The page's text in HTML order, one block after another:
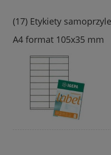
(17) Etykiety
A4 format 105x35 mm